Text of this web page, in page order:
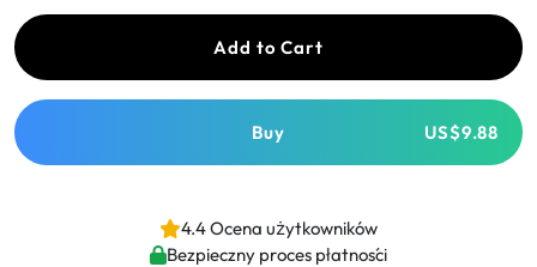
Add to Cart
Buy US$9.88
4.4 Ocena użytkowników
Bezpieczny proces płatności